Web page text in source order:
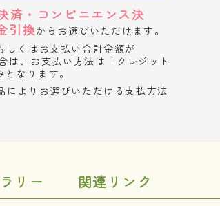
済・コンビニエンス決
引換からお選びいただけます。
しくはお支払い合計金額が
は、お支払い方法は「クレジット
なります。
によりお選びいただける支払方法
リー 関連リンク